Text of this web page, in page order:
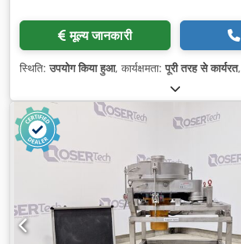
मूल्य जानकारी
स्थिति:उपयोग किया हुआ, कार्यक्षमता:पूरी तरह से कार्यरत,